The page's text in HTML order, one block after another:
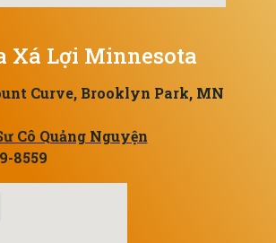
Xá Lợi Minnesota
Curve, Brooklyn Park, MN
Cô Quảng Nguyện
8559